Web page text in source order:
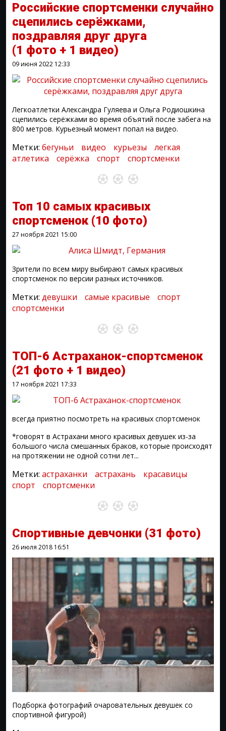
Российские спортсменки случайно
сцепились серёжками,
поздравляя друг друга
(1 фото + 1 видео)
09 июня 2022 12:33
Легкоатлетки Александра Гуляева и Ольга Родиошкина
сцепились серёжками во время объятий после забега на
800 метров. Курьезный момент попал на видео.
Метки: бегуньи видео курьезы
легкая
атлетика
серёжка спорт спортсменки
Топ 10 самых красивых
спортсменок (10 фото)
27 ноября 2021 15:00
Зрители по всем миру выбирают самых красивых
спортсменок по версии разных источников.
Метки: девушки самые красивые
спорт
спортсменки
ТОП-6 Астраханок-спортсменок
(21 фото + 1 видео)
17 ноября 2021 17:33
всегда приятно посмотреть на красивых спортсменок
*говорят в Астрахани много красивых девушек из-за
большого числа смешанных браков, которые происходят
на протяжении не одной сотни лет...
Метки: астраханки астрахань
красавицы
спорт
спортсменки
Спортивные девчонки (31 фото)
26 июля 2018 16:51
Подборка фотографий очаровательных девушек со
спортивной фигурой)